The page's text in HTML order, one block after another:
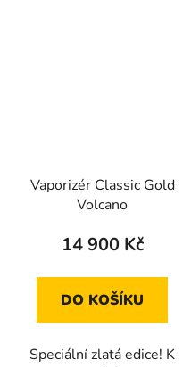
Vaporizér Classic Gold
Volcano
14 900 Kč
DO KOŠÍKU
Speciální zlatá edice! K